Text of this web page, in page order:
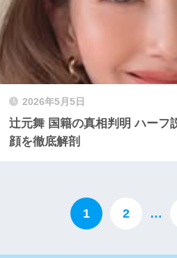
2026年5月5日
辻元舞 国籍の真相判明 ハーフ
顔を徹底解剖
1 2 …